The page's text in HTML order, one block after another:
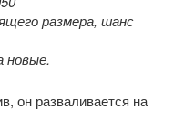
размера, шанс
новые.
он разваливается на